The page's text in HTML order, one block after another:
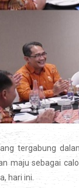
tergabung
maju sebagai
hari ini.